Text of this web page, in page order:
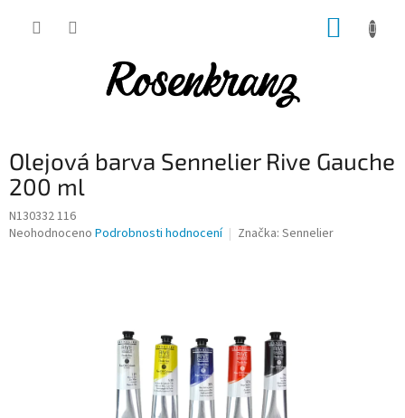
Olejová barva Sennelier Rive Gauche
200 ml
N130332 116
Průměrné
Neohodnoceno Podrobnosti hodnocení Značka: Sennelier